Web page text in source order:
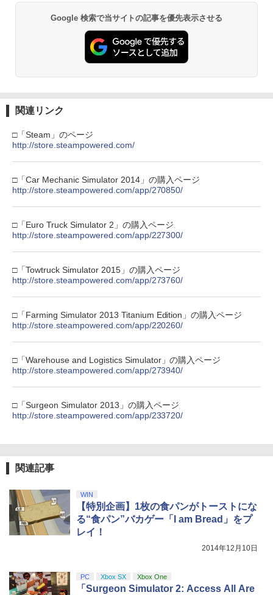
￥6,455
3 Nintendo Switch 2(日本語・国内専用)
￥9,000
5
ニンテンドープリペイド番号 5000円|オ
ンラインコード版
￥5,000
￥7,286
3
【純正品】ディスクドライブ(CFI-ZDD1
トローラー ミッドナイト ブラック(CFI-
ZCT2J01)
【純正品】DualSense ワイヤレスコン
トローラー(CFI-ZCT2J)
￥10,737
ンラインコード]
￥1,000
3
【純正品】Xbox ワイヤレス コントロー
ルコード 【旧 Xbox ギフトカード】 [オ
ンラインコード]
【純正品】Xbox ワイヤレス コントロー
ラー (ロボット ホワイト)
￥7,681
￥3,523
3
劇場版「鬼滅の刃」無限城編 第一章 猗
4
『映画 ラブライブ！蓮ノ空女学院スクー
y』Blu-ray（特装限定版）
￥8,589
￥7,828
Google 検索で当サイトの記事を優先表示させる
関連リンク
□「Steam」のページ
http://store.steampowered.com/
□「Car Mechanic Simulator 2014」の購入ページ
http://store.steampowered.com/app/270850/
□「Euro Truck Simulator 2」の購入ページ
http://store.steampowered.com/app/227300/
□「Towtruck Simulator 2015」の購入ページ
http://store.steampowered.com/app/273760/
□「Farming Simulator 2013 Titanium Edition」の購入ページ
http://store.steampowered.com/app/220260/
□「Warehouse and Logistics Simulator」の購入ページ
http://store.steampowered.com/app/273940/
□「Surgeon Simulator 2013」の購入ページ
http://store.steampowered.com/app/233720/
関連記事
WIN
【特別企画】1枚の食パンがトーストにな
る“食パン”バカゲー「I am Bread」をプ
レイ！
2014年12月10日
PC Xbox SX Xbox One
「Surgeon Simulator 2: Access All Are